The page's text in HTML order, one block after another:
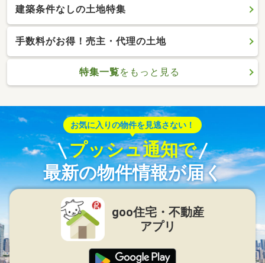
建築条件なしの土地特集
手数料がお得！売主・代理の土地
特集一覧をもっと見る
お気に入りの物件を見逃さない！
プッシュ通知で
最新の物件情報が届く
goo住宅・不動産
アプリ